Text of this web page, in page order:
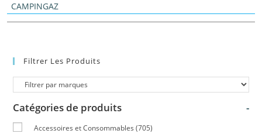
CAMPINGAZ
Filtrer Les Produits
Catégories de produits -
Accessoires et Consommables (705)